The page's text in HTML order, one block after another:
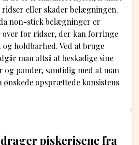
ridser eller skader belægningen.
non-stick belægninger er
over for ridser, der kan forringe
holdbarhed. Ved at bruge
man altså at beskadige sine
pander, samtidig med at man
ønskede opsprættede konsistens
piskerisene fra